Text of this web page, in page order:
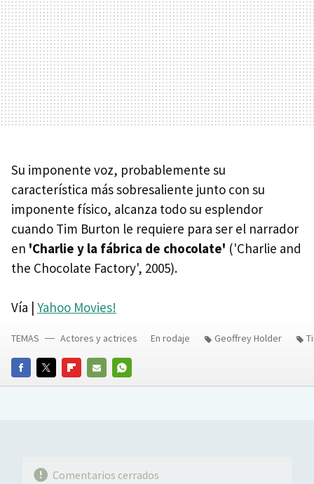
Su imponente voz, probablemente su
característica más sobresaliente junto con su
imponente físico, alcanza todo su esplendor
cuando Tim Burton le requiere para ser el narrador
en 'Charlie y la fábrica de chocolate' ('Charlie and
the Chocolate Factory', 2005).
Vía | Yahoo Movies!
FACEBOOKTWITTERFLIPBOARD
E-
WHATSAPP
TEMAS Actores y actrices En rodaje Geoffrey Holder
Comentarios cerrados